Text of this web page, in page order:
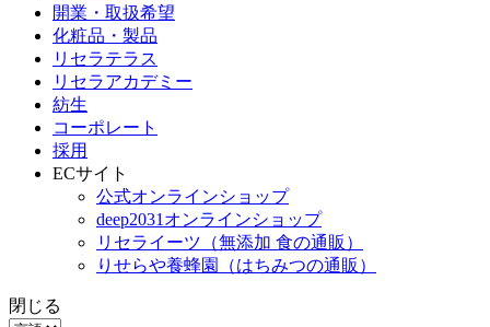
開業・取扱希望
化粧品・製品
リセラテラス
リセラアカデミー
紡生
コーポレート
採用
ECサイト
公式オンラインショップ
deep2031オンラインショップ
リセライーツ （無添加 食の通販）
りせらや養蜂園
（はちみつの通販）
閉じる